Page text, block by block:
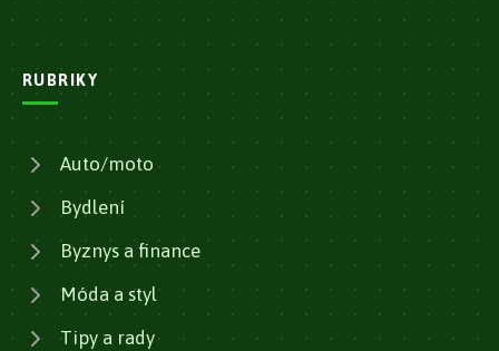
RUBRIKY
Auto/moto
Bydlení
Byznys a finance
Móda a styl
Tipy a rady